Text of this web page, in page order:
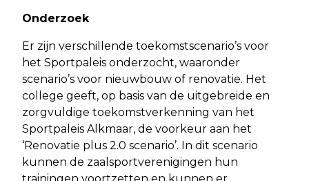
Onderzoek
Er zijn verschillende toekomstscenario’s voor
het Sportpaleis onderzocht, waaronder
scenario’s voor nieuwbouw of renovatie. Het
college geeft, op basis van de uitgebreide en
zorgvuldige toekomstverkenning van het
Sportpaleis Alkmaar, de voorkeur aan het
‘Renovatie plus 2.0 scenario’. In dit scenario
kunnen de zaalsportverenigingen hun
trainingen voortzetten en kunnen er